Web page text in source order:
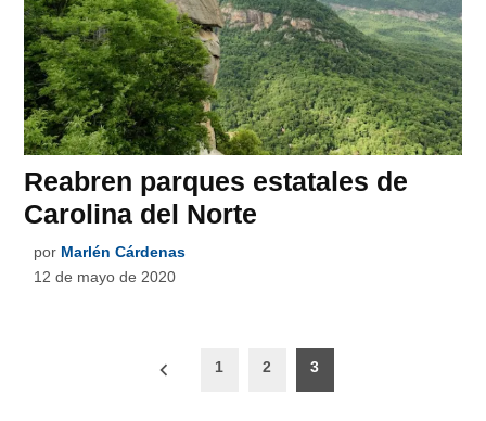
Reabren parques estatales de
Carolina del Norte
por Marlén Cárdenas
12 de mayo de 2020
Paginación
1 2 3